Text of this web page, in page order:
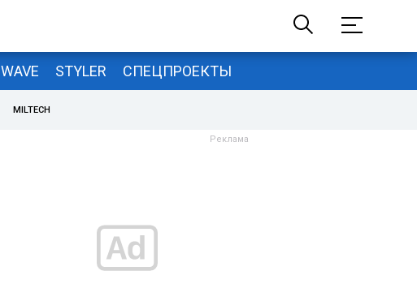
WAVE STYLER СПЕЦПРОЕКТЫ
MILTECH